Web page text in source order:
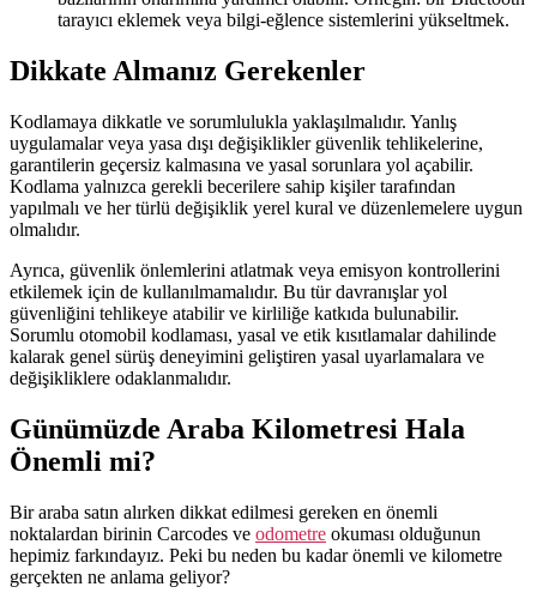
tarayıcı eklemek veya bilgi-eğlence sistemlerini yükseltmek.
Dikkate Almanız Gerekenler
Kodlamaya dikkatle ve sorumlulukla yaklaşılmalıdır. Yanlış
uygulamalar veya yasa dışı değişiklikler güvenlik tehlikelerine,
garantilerin geçersiz kalmasına ve yasal sorunlara yol açabilir.
Kodlama yalnızca gerekli becerilere sahip kişiler tarafından
yapılmalı ve her türlü değişiklik yerel kural ve düzenlemelere uygun
olmalıdır.
Ayrıca, güvenlik önlemlerini atlatmak veya emisyon kontrollerini
etkilemek için de kullanılmamalıdır. Bu tür davranışlar yol
güvenliğini tehlikeye atabilir ve kirliliğe katkıda bulunabilir.
Sorumlu otomobil kodlaması, yasal ve etik kısıtlamalar dahilinde
kalarak genel sürüş deneyimini geliştiren yasal uyarlamalara ve
değişikliklere odaklanmalıdır.
Günümüzde Araba Kilometresi Hala
Önemli mi?
Bir araba satın alırken dikkat edilmesi gereken en önemli
noktalardan birinin Carcodes ve odometre okuması olduğunun
hepimiz farkındayız. Peki bu neden bu kadar önemli ve kilometre
gerçekten ne anlama geliyor?